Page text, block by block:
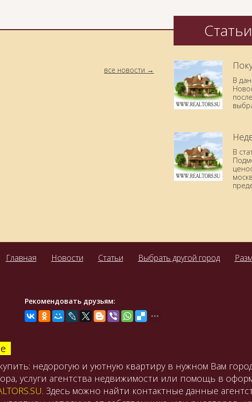
все новости
Статьи
В
В
Главная Новости Статьи Выбрать другой город
Рекомендовать друзьям:
недорогую и уютную квартиру в нужном Вам
услуги агентства недвижимости или помощь в
. Здесь можно найти контактные данные